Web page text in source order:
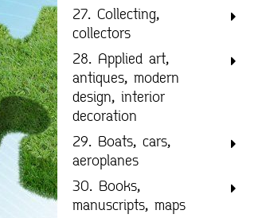
27. Collecting,
collectors
28. Applied art,
antiques, modern
design, interior
decoration
29. Boats, cars,
aeroplanes
30. Books,
manuscripts, maps